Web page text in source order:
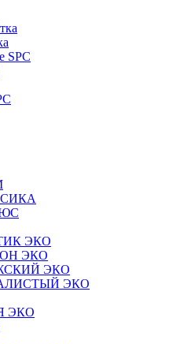
SPC
ЭКО
ЭКО
ЭКО
ЭКО
ЭКО